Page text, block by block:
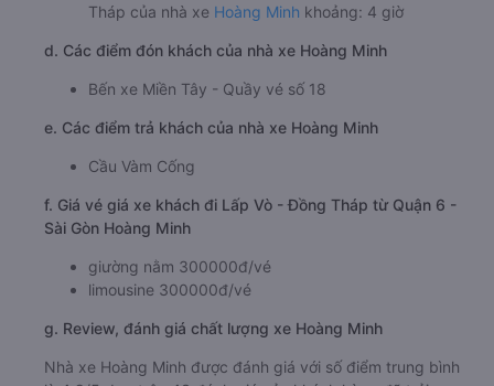
Tháp của nhà xe Hoàng Minh khoảng: 4 giờ
d. Các điểm đón khách của nhà xe Hoàng Minh
Bến xe Miền Tây - Quầy vé số 18
e. Các điểm trả khách của nhà xe Hoàng Minh
Cầu Vàm Cống
f. Giá vé giá xe khách đi Lấp Vò - Đồng Tháp từ Quận 6 -
Sài Gòn Hoàng Minh
giường nằm 300000đ/vé
limousine 300000đ/vé
g. Review, đánh giá chất lượng xe Hoàng Minh
Nhà xe Hoàng Minh được đánh giá với số điểm trung bình